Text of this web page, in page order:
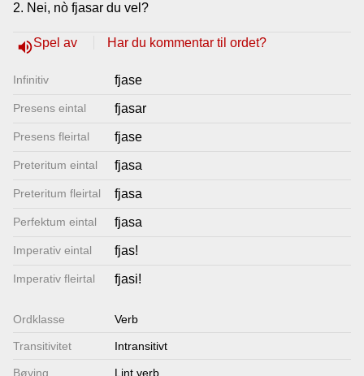
2. Nei, nò fjasar du vel?
volume_upSpel av Har du kommentar til ordet?
Infinitiv fjase
Presens eintal fjasar
Presens fleirtal fjase
Preteritum eintal fjasa
Preteritum fleirtal fjasa
Perfektum eintal fjasa
Imperativ eintal fjas!
Imperativ fleirtal fjasi!
Ordklasse Verb
Transitivitet Intransitivt
Bøying Lint verb
Lenkjer
Kontakt
oss